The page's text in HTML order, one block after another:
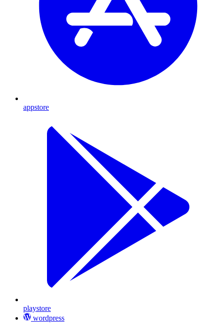
appstore
playstore
wordpress